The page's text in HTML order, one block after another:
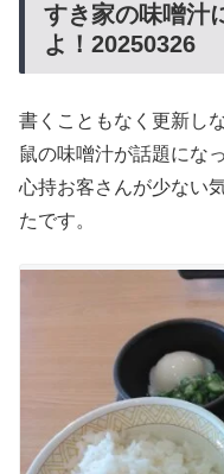
すき家の味噌汁
よ！20250326
書くこともなく更新し
鼠の味噌汁が話題にな
心持お客さんが少ない
たです。